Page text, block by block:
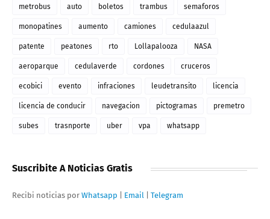
metrobus auto boletos trambus semaforos
monopatines aumento camiones cedulaazul
patente peatones rto Lollapalooza NASA
aeroparque cedulaverde cordones cruceros
ecobici evento infraciones leudetransito licencia
licencia de conducir navegacion pictogramas premetro
subes trasnporte uber vpa whatsapp
Suscribite A Noticias Gratis
Recibi noticias por Whatsapp Email Telegram